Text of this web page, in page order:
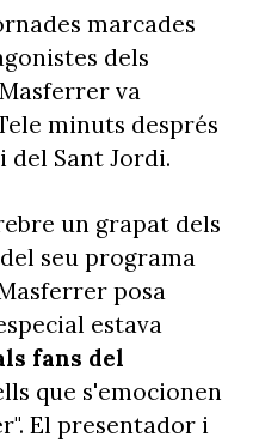
marcades
dels
va
minuts després
del Sant Jordi.
un grapat dels
seu programa
posa
estava
fans del
que s'emocionen
El presentador i